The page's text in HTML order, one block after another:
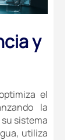
y
el
la
sistema
utiliza